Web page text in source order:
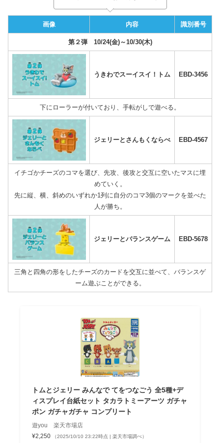
画像 内容 識別番号
第２弾 10/24(金)～10/30(木)
うきわでスーイスイ！トム EBD-3456
下にローラーが付いており、手転がしで遊べる。
ジェリーとさんもくならべ EBD-4567
イチゴかチーズのコマを選び、先攻、後攻と交互に空いたマスに埋
めていく。
先に縦、横、斜めのいずれか1列に自分のコマ3個のマークを並べた
人が勝ち。
ジェリーとバランスゲーム EBD-5678
三角と四角の形をしたチーズのカードを交互に並べて、バランスゲ
ーム遊ぶことができる。
トムとジェリー みんなで てをつなごう 全5種+デ
ィスプレイ台紙セット タカラトミーアーツ ガチャ
ポン ガチャガチャ コンプリート
遊you 楽天市場店
¥2,250
（2025/10/10 23:22時点 | 楽天市場調べ）